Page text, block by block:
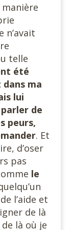
n’avait
telle
été
ma
lui
de
peurs,
. Et
d’oser
pas
le
l’aide et
de là
là où je